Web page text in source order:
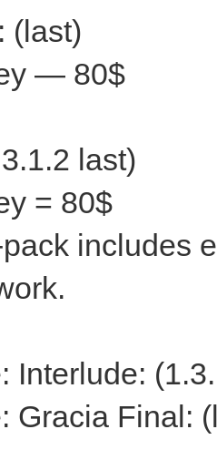
(last)
— 80$
last)
= 80$
includes
Interlude:
Gracia Final: